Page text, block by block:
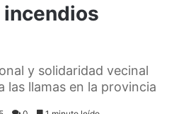
y solidaridad vecinal
las llamas en la provincia